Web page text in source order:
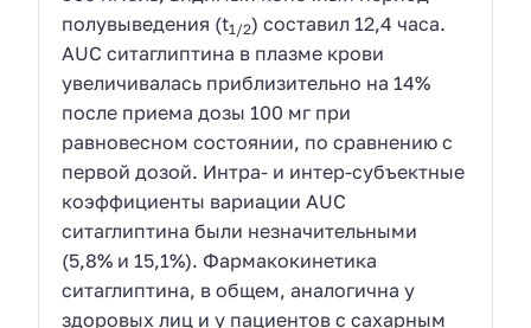
полувыведения (t1/2) составил 12,4 часа.
AUC ситаглиптина в плазме крови
увеличивалась приблизительно на 14%
после приема дозы 100 мг при
равновесном состоянии, по сравнению с
первой дозой. Интра- и интер-субъектные
коэффициенты вариации AUC
ситаглиптина были незначительными
(5,8% и 15,1%). Фармакокинетика
ситаглиптина, в общем, аналогична у
здоровых лиц и у пациентов с сахарным